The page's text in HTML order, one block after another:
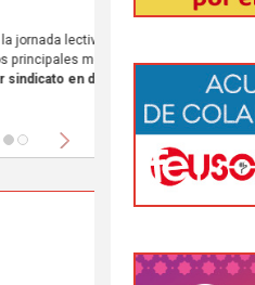
de
paso al
Siguiente